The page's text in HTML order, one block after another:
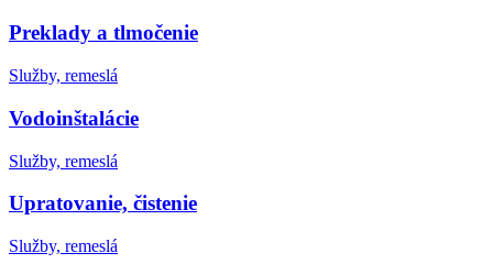
Preklady a tlmočenie
Služby, remeslá
Vodoinštalácie
Služby, remeslá
Upratovanie, čistenie
Služby, remeslá